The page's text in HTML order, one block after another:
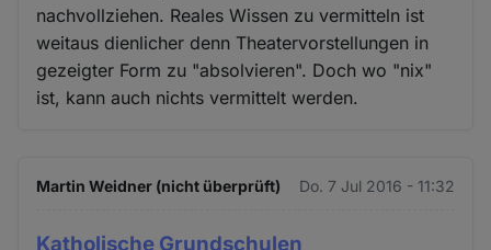
nachvollziehen. Reales Wissen zu vermitteln ist
weitaus dienlicher denn Theatervorstellungen in
gezeigter Form zu "absolvieren". Doch wo "nix"
ist, kann auch nichts vermittelt werden.
Martin Weidner (nicht überprüft) Do. 7 Jul 2016 - 11:32
Katholische Grundschulen